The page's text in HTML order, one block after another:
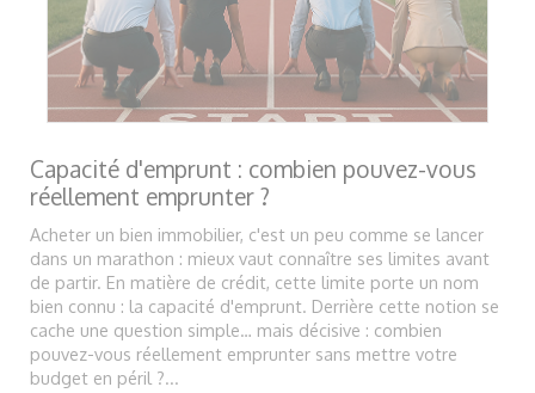
Capacité d'emprunt : combien pouvez-vous
réellement emprunter ?
Acheter un bien immobilier, c'est un peu comme se lancer
dans un marathon : mieux vaut connaître ses limites avant
de partir. En matière de crédit, cette limite porte un nom
bien connu : la capacité d'emprunt. Derrière cette notion se
cache une question simple… mais décisive : combien
pouvez-vous réellement emprunter sans mettre votre
budget en péril ?...